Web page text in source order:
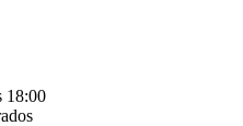
18:00